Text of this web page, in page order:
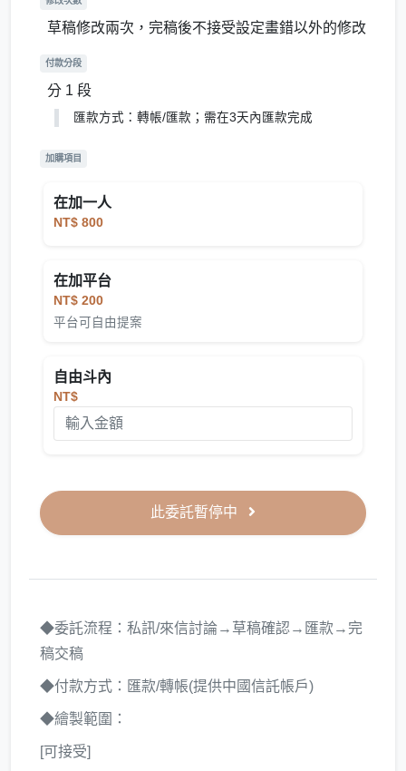
草稿修改兩次，完稿後不接受設定畫錯以外的修改
付款分段
分 1 段
匯款方式：轉帳/匯款；需在3天內匯款完成
加購項目
在加一人
NT$ 800
在加平台
NT$ 200
平台可自由提案
自由斗內
NT$
此委託暫停中
◆委託流程：私訊/來信討論→草稿確認→匯款→完
稿交稿
◆付款方式：匯款/轉帳(提供中國信託帳戶)
◆繪製範圍：
[可接受]